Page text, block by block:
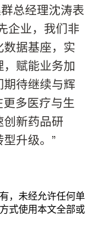
总经理沈涛表
企业，我们非
据基座，实
赋能业务加
待继续与辉
多医疗与生
新药品研
升级。”
，未经允许任何单
式使用本文全部或